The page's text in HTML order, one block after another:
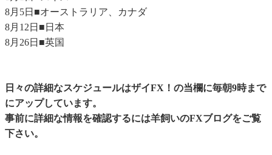
8月5日■オーストラリア、カナダ
8月12日■日本
8月26日■英国
日々の詳細なスケジュールはザイFX！の当欄に毎朝9時まで
にアップしています。
事前に詳細な情報を確認するには羊飼いのFXブログをご覧
下さい。